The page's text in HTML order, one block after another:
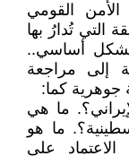
القومي
والطريقة التي تُدارُ بها
بشكل أساسي..
إلى مراجعة
جوهرية كما:
ما هي
ما هو
الاعتماد على